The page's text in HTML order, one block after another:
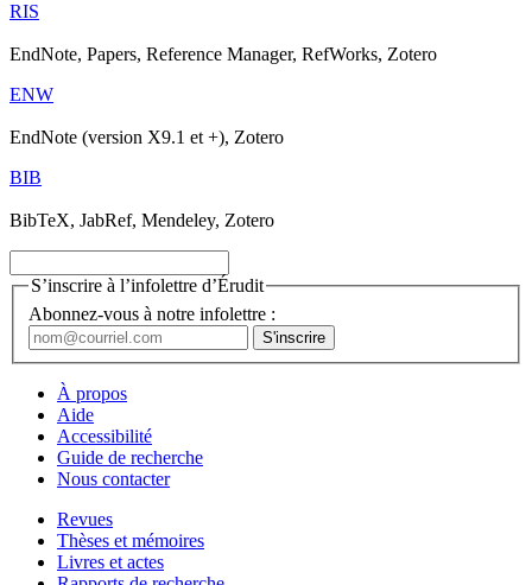
RIS
EndNote, Papers, Reference Manager, RefWorks, Zotero
ENW
EndNote (version X9.1 et +), Zotero
BIB
BibTeX, JabRef, Mendeley, Zotero
S’inscrire à l’infolettre d’Érudit
Abonnez-vous à notre infolettre :
À propos
Aide
Accessibilité
Guide de recherche
Nous contacter
Revues
Thèses et mémoires
Livres et actes